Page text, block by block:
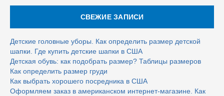
СВЕЖИЕ ЗАПИСИ
Детские головные уборы. Как определить размер детской
шапки. Где купить детские шапки в США
Детская обувь: как подобрать размер? Таблицы размеров
Как определить размер груди
Как выбрать хорошего посредника в США
Оформляем заказ в американском интернет-магазине. Как